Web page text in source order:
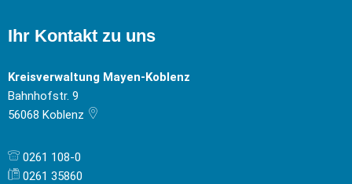
Ihr Kontakt zu uns
Kreisverwaltung Mayen-Koblenz
Bahnhofstr. 9
56068 Koblenz
0261 108-0
0261 35860